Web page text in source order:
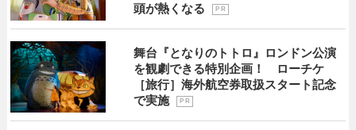
頭が熱くなる
P R
舞台『となりのトトロ』ロンドン公演
を観劇できる特別企画！ ローチケ
［旅行］海外航空券取扱スタート記念
で実施
P R